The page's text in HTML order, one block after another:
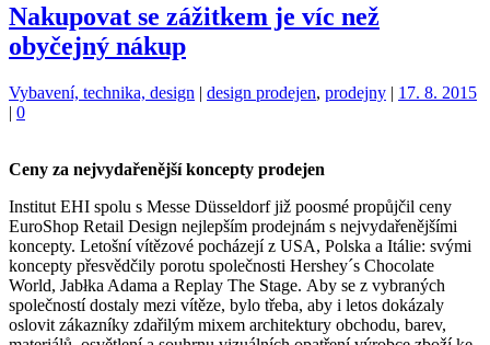
Nakupovat se zážitkem je víc než
obyčejný nákup
Kategorie:
Vybavení, technika, design | Štítky:
design prodejen, prodejny | 17. 8. 2015
| 0
Ceny za nejvydařenější koncepty prodejen
Institut EHI spolu s Messe Düsseldorf již poosmé propůjčil ceny
EuroShop Retail Design nejlepším prodejnám s nejvydařenějšími
koncepty. Letošní vítězové pocházejí z USA, Polska a Itálie: svými
koncepty přesvědčily porotu společnosti Hershey´s Chocolate
World, Jabłka Adama a Replay The Stage. Aby se z vybraných
společností dostaly mezi vítěze, bylo třeba, aby i letos dokázaly
oslovit zákazníky zdařilým mixem architektury obchodu, barev,